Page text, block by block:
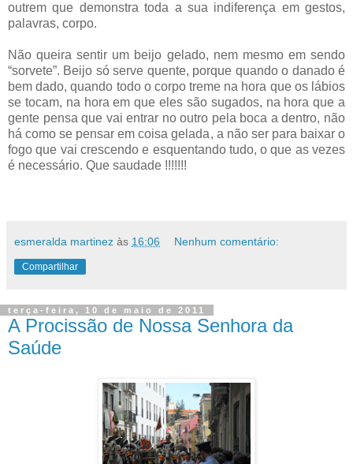
outrem que demonstra toda a sua indiferença em gestos,
palavras, corpo.
Não queira sentir um beijo gelado, nem mesmo em sendo
“sorvete”. Beijo só serve quente, porque quando o danado é
bem dado, quando todo o corpo treme na hora que os lábios
se tocam, na hora em que eles são sugados, na hora que a
gente pensa que vai entrar no outro pela boca a dentro, não
há como se pensar em coisa gelada, a não ser para baixar o
fogo que vai crescendo e esquentando tudo, o que as vezes
é necessário. Que saudade !!!!!!!
esmeralda martinez às 16:06 Nenhum comentário:
Compartilhar
terça-feira, 10 de maio de 2011
A Procissão de Nossa Senhora da
Saúde